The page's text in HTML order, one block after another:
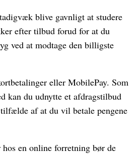
blive gavnligt at studere
efter tilbud forud for at du
ved at modtage den billigste
eller MobilePay. Som
kan du udnytte et afdragstilbud
af at du vil betale pengene
en online forretning bør de